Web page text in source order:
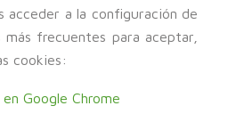
acceder a la configuración de
más frecuentes para aceptar,
cookies:
Google Chrome